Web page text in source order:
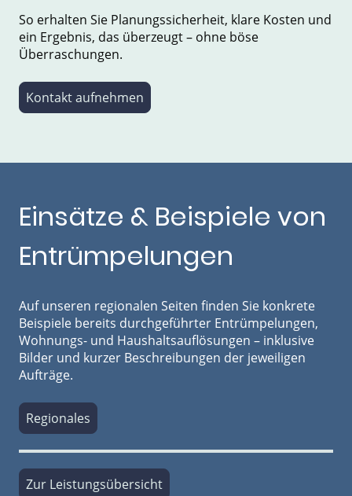
So erhalten Sie Planungssicherheit, klare Kosten und
ein Ergebnis, das überzeugt – ohne böse
Überraschungen.
Kontakt aufnehmen
Einsätze & Beispiele von
Entrümpelungen
Auf unseren regionalen Seiten finden Sie konkrete
Beispiele bereits durchgeführter Entrümpelungen,
Wohnungs- und Haushaltsauflösungen – inklusive
Bilder und kurzer Beschreibungen der jeweiligen
Aufträge.
Regionales
Zur Leistungsübersicht